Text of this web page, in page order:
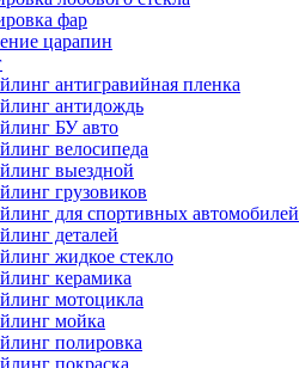
фар
царапин
антигравийная пленка
антидождь
БУ авто
велосипеда
выездной
грузовиков
для спортивных автомобилей
деталей
жидкое стекло
керамика
мотоцикла
мойка
полировка
покраска